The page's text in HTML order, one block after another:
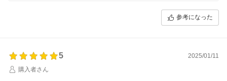
参考になった
5
2025/01/11
購入者さん